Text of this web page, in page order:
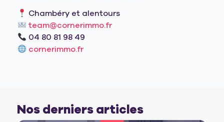
Chambéry et alentours
team@cornerimmo.fr
04 80 81 98 49
cornerimmo.fr
Nos derniers articles